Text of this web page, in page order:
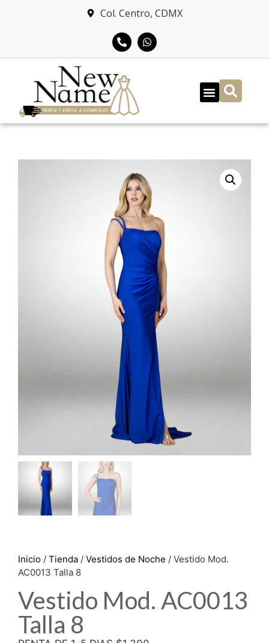
Col. Centro, CDMX
Inicio / Tienda / Vestidos de Noche / Vestido Mod.
AC0013 Talla 8
Vestido Mod. AC0013
Talla 8